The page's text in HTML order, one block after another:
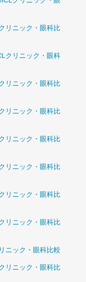
リニック・眼科比
クリニック・眼科
リニック・眼科比
リニック・眼科比
リニック・眼科比
リニック・眼科比
リニック・眼科比
リニック・眼科比
ニック・眼科比較
リニック・眼科比